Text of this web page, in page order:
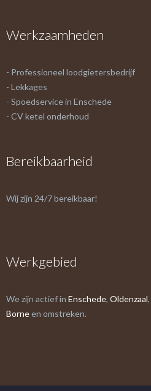
Werkzaamheden
- Professioneel loodgietersbedrijf
- Lekkages
- Spoedservice in Enschede
- CV ketel onderhoud
Bereikbaarheid
Wij zijn 24/7 bereikbaar!
Werkgebied
We zijn actief in Enschede, Oldenzaal,
Borneen omstreken.